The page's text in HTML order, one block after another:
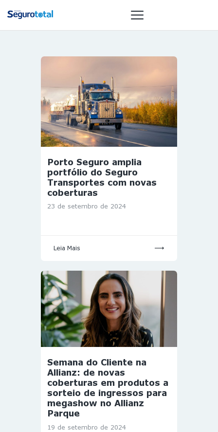
REVISTA
ESPECIAIS
GAIVOTA DE
OURO
ST SUMMIT
GESTORAS
HOMEST
HOME
Porto Seguro amplia
portfólio do Seguro
Transportes com novas
coberturas
23 de setembro de 2024
Leia Mais
Semana do Cliente na
Allianz: de novas
coberturas em produtos a
sorteio de ingressos para
megashow no Allianz
Parque
19 de setembro de 2024